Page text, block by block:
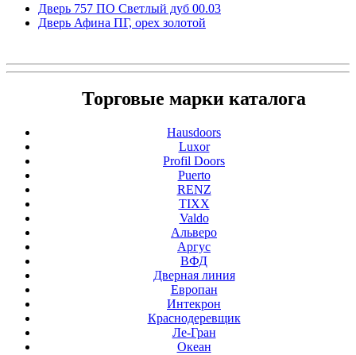
Дверь 757 ПО Светлый дуб 00.03
Дверь Афина ПГ, орех золотой
Торговые марки каталога
Hausdoors
Luxor
Profil Doors
Puerto
RENZ
TIXX
Valdo
Альверо
Аргус
ВФД
Дверная линия
Европан
Интекрон
Краснодеревщик
Ле-Гран
Океан